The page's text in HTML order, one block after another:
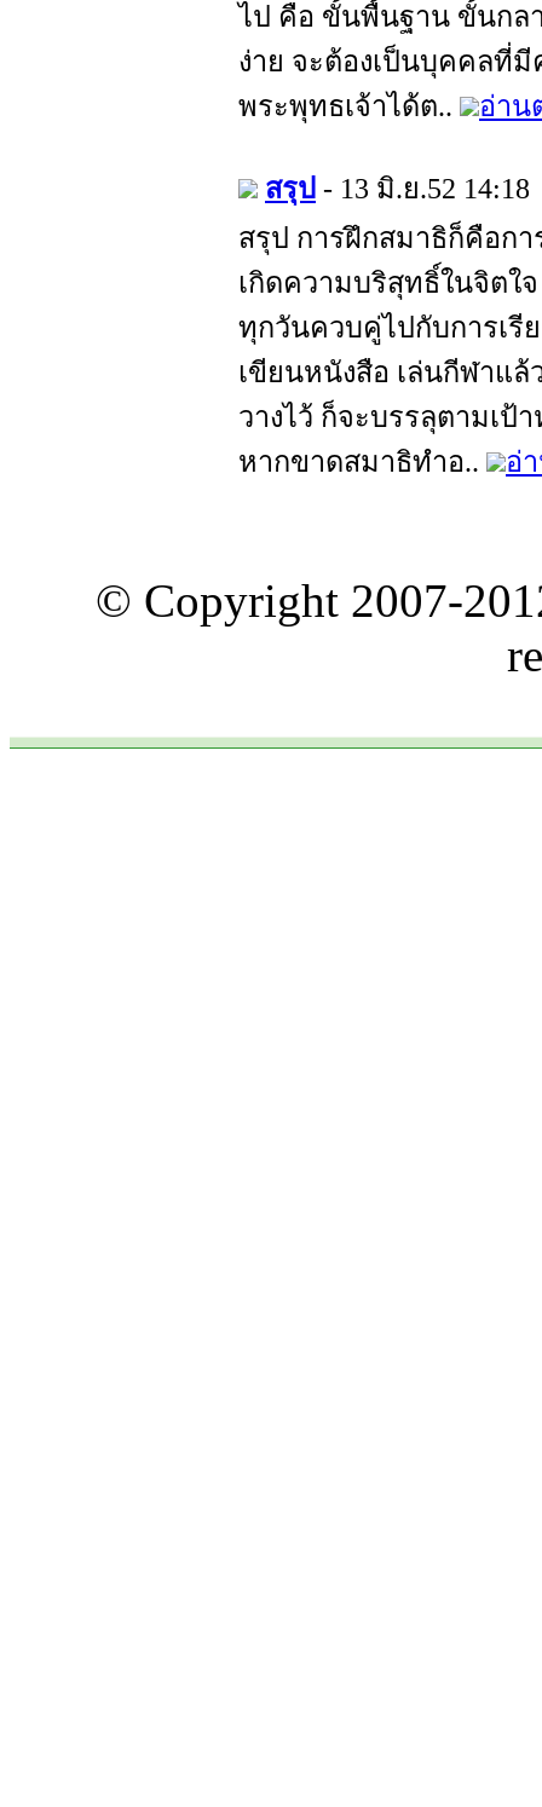
ไป คือ ขั้นพื้นฐาน ขั้นกล
ง่าย จะต้องเป็นบุคคลที่
พระพุทธเจ้าได้ต..
อ่าน
สรุป - 13 มิ.ย.52 14:18
สรุป การฝึกสมาธิก็คือก
เกิดความบริสุทธิ์ในจิตใ
ทุกวันควบคู่ไปกับการเรี
เขียนหนังสือ เล่นกีฬาแล้
วางไว้ ก็จะบรรลุตามเป้
หากขาดสมาธิทำอ..
อ่
© Copyright 2007-